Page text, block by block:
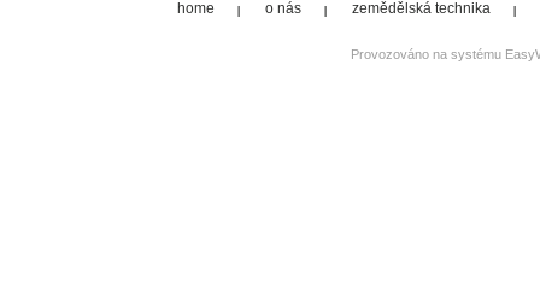
home o nás zemědělská technika
Provozováno na systému